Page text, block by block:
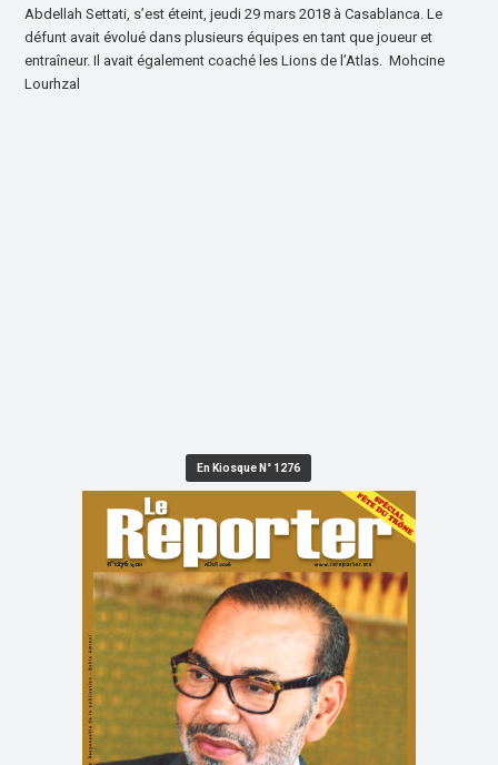
Abdellah Settati, s’est éteint, jeudi 29 mars 2018 à Casablanca. Le
défunt avait évolué dans plusieurs équipes en tant que joueur et
entraîneur. Il avait également coaché les Lions de l’Atlas. Mohcine
Lourhzal
En Kiosque N° 1276